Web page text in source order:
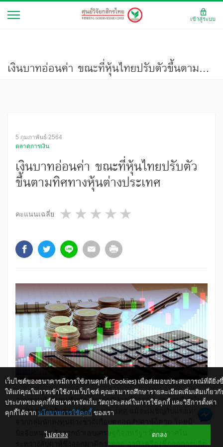
เงินบาทอ่อนค่า ขณะที่หุ้นไทยปรับตัวขึ้นตามทิศทางหุ้นต่างประเทศ
5 กุมภาพันธ์ 2564
ตลาดการเงิน
เงินบาทอ่อนค่า ขณะที่หุ้นไทยปรับตัว
ขึ้นตามทิศทางหุ้นต่างประเทศ
คะแนนเฉลี่ย 4 stars
3 stars
2 stars
1 star
ภาพรวมหุ้นไทยปรับตัวขึ้นจากสัปดาห์ก่อนและเคลื่อนไหวใน
ทิศทางเดียวกับตลาดหุ้นต่างประเทศ แม้จะเผชิญกับแรงเทขาย
ปัจจัยหนุนหลักจากตัวเลขเศรษฐกิจสหรัฐฯ ที่ประกาศใน
ระหว่างสัปดาห์ซึ่งออกมาดีกว่าคาด อาทิ เครื่องชี้ภาคการผลิต
เว็บไซต์ของธนาคารมีการใช้งานคุกกี้ (Cookies) เพื่อส่งมอบประสบการณ์ที่ดียิ่ง
ให้แก่คุณในการเข้าใช้งานเว็บไซต์ คุณสามารถศึกษารายละเอียดเพิ่มเติมเกี่ยวกั
ประเภทของคุกกี้ที่ธนาคารจัดเก็บ วัตถุประสงค์ในการใช้คุกกี้ และวิธีการตั้งค่า
คุกกี้ได้จาก นโยบายการใช้คุกกี้ ของเรา
ไม่ตกลง ตกลง
เข้าสู่ระบบ
ให้ K-Buddy ช่วยเหลือคุณ